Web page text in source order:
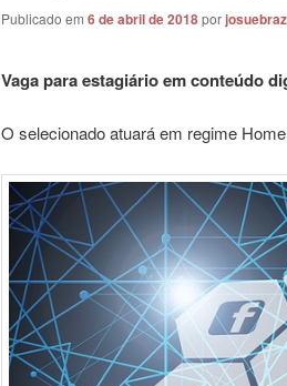
Publicado em 6 de abril de 2018por
Vaga para estagiário em conteúdo
O selecionado atuará em regime